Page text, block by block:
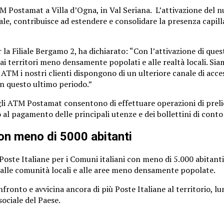
a Villa d’Ogna, in Val Seriana. L’attivazione del
contribuisce ad estendere e consolidare la presenza
Filiale Bergamo 2, ha dichiarato: “Con l’attivazione di
territori meno densamente popolati e alle realtà locali.
i nostri clienti dispongono di un ulteriore canale di
ultimo periodo.”
ATM Postamat consentono di effettuare operazioni di
al pagamento delle principali utenze e dei bollettini di
meno di 5000 abitanti
Italiane per i Comuni italiani con meno di 5.000
comunità locali e alle aree meno densamente popolate.
e avvicina ancora di più Poste Italiane al territorio,
del Paese.